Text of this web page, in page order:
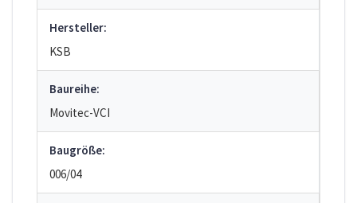
Hersteller:
KSB
Baureihe:
Movitec-VCI
Baugröße:
006/04